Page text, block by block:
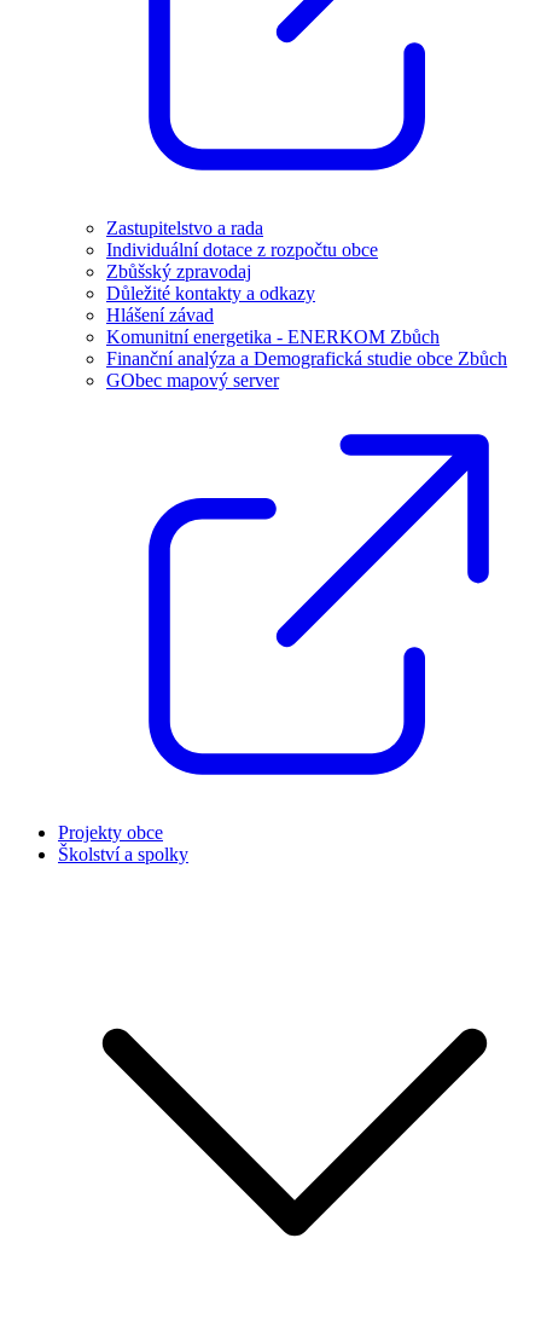
Zastupitelstvo a rada
Individuální dotace z rozpočtu obce
Zbůšský zpravodaj
Důležité kontakty a odkazy
Hlášení závad
Komunitní energetika - ENERKOM Zbůch
Finanční analýza a Demografická studie obce Zbůch
GObec mapový server
Projekty obce
Školství a spolky